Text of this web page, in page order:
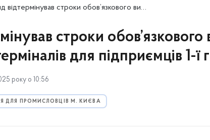
строки обов’язкового використання платіжних терміналів для підприємців 1-ї групи
строки
для підприємців 1-ї
року о 10:56
ДЛЯ ПРОМИСЛОВЦІВ М. КИЄВА